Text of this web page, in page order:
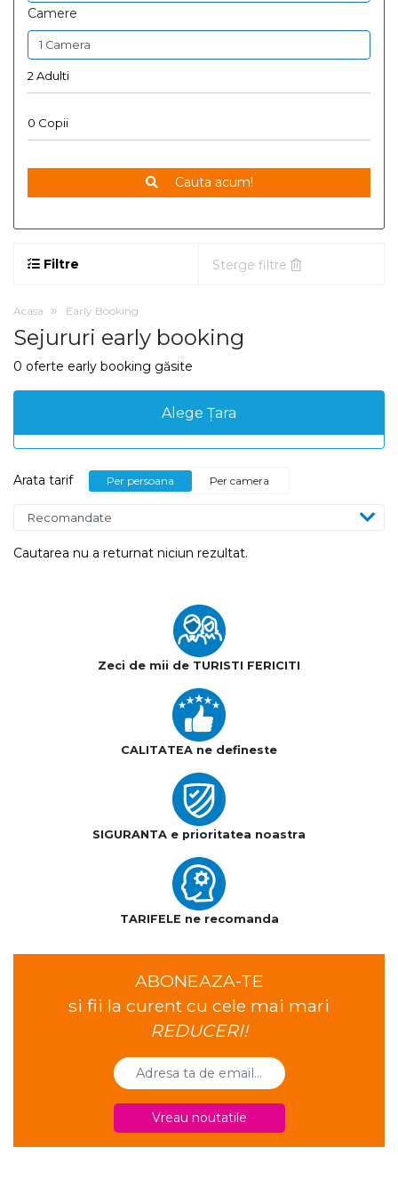
Camere
Cauta acum!
Filtre Sterge filtre
Acasa Early Booking
Sejururi early booking
0 oferte early booking găsite
Alege Țara
Arata tarif Per persoana Per camera
Cautarea nu a returnat niciun rezultat.
Zeci de mii de TURISTI FERICITI
CALITATEA ne defineste
SIGURANTA e prioritatea noastra
TARIFELE ne recomanda
ABONEAZA-TE
si fii la curent cu cele mai mari
REDUCERI!
Vreau noutatile